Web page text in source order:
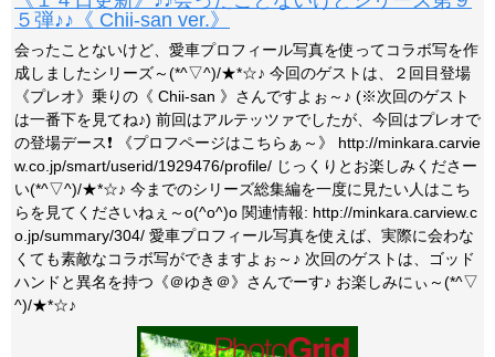
５弾♪♪《 Chii-san ver.》
会ったことないけど、愛車プロフィール写真を使ってコラボ写を作
成しましたシリーズ～(*^▽^)/★*☆♪ 今回のゲストは、２回目登場
《プレオ》乗りの《 Chii-san 》さんですよぉ～♪ (※次回のゲスト
は一番下を見てね♪) 前回はアルテッツァでしたが、今回はプレオで
の登場デース❗ 《プロフページはこちらぁ～》 http://minkara.carvie
w.co.jp/smart/userid/1929476/profile/ じっくりとお楽しみくださー
い(*^▽^)/★*☆♪ 今までのシリーズ総集編を一度に見たい人はこち
らを見てくださいねぇ～o(^o^)o 関連情報: http://minkara.carview.c
o.jp/summary/304/ 愛車プロフィール写真を使えば、実際に会わな
くても素敵なコラボ写ができますよぉ～♪ 次回のゲストは、ゴッド
ハンドと異名を持つ《＠ゆき＠》さんでーす♪ お楽しみにぃ～(*^▽
^)/★*☆♪